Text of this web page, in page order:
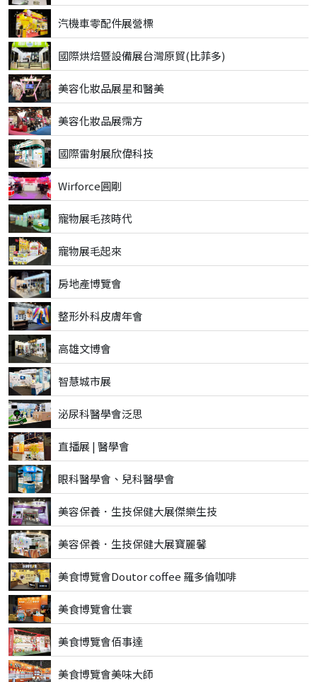
汽機車零配件展營標
國際烘焙暨設備展台灣原貿(比菲多)
美容化妝品展星和醫美
美容化妝品展霈方
國際雷射展欣偉科技
Wirforce圓剛
寵物展毛孩時代
寵物展毛起來
房地產博覽會
整形外科皮膚年會
高雄文博會
智慧城市展
泌尿科醫學會泛思
直播展 | 醫學會
眼科醫學會、兒科醫學會
美容保養．生技保健大展傑樂生技
美容保養．生技保健大展寶麗馨
美食博覽會Doutor coffee 羅多倫咖啡
美食博覽會仕寰
美食博覽會佰事達
美食博覽會美味大師